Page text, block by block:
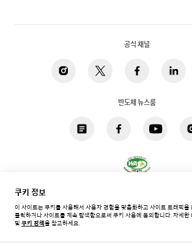
공식 채널
반도체 뉴스룸
한국 / 한국어
쿠키 정보
이 사이트는 쿠키를 사용해서 사용자 경험을 맞춤화하고 사이트 트래픽을
클릭하거나 사이트를 계속 탐색함으로써 쿠키 사용에 동의합니다.자세한
및 쿠키 정책을 참고하세요.